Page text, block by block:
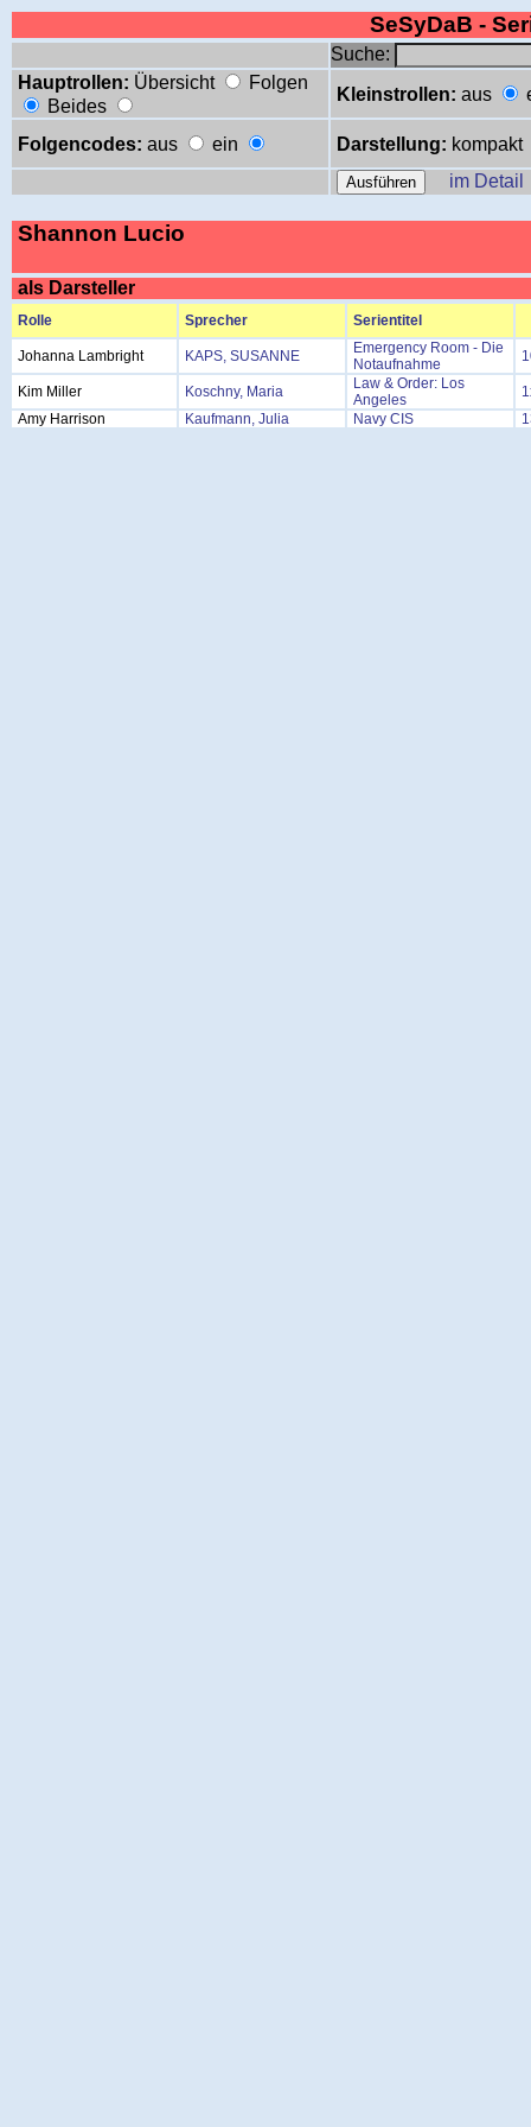
SeSyDaB -
Suche:
Hauptrollen: Übersicht
Folgen
Beides
Kleinstrollen: aus
Folgencodes: aus ein Darstellung: kompakt
im Detail
Shannon Lucio
als Darsteller
Rolle Sprecher Serientitel
Johanna Lambright KAPS, SUSANNE
Emergency Room - Die
Notaufnahme
Kim Miller Koschny, Maria
Law & Order: Los
Angeles
Amy Harrison
Kaufmann, Julia Navy CIS